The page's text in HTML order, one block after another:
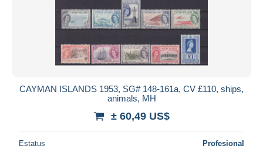
Aplicar
CAYMAN ISLANDS 1953, SG# 148-161a, CV £110, ships,
animals, MH
± 60,49 US$
Estatus Profesional